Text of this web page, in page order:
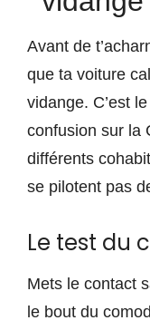
Avant de
que ta voiture
vidange. C’est
confusion sur la
différents
se pilotent pas
Le test du
Mets le contact
le bout du